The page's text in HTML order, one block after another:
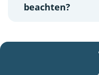
beachten?